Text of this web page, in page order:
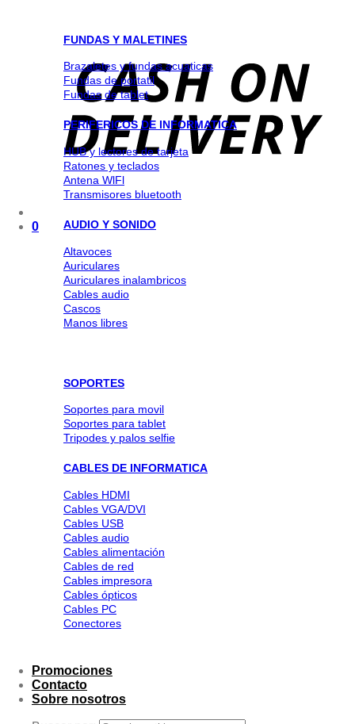
0
FUNDAS Y MALETINES
Brazaletes y fundas acuaticas
Fundas de portatil
Fundas de tablet
PERIFERICOS DE INFORMATICA
HUB y lectores de tarjeta
Ratones y teclados
Antena WlFl
Transmisores bluetooth
AUDIO Y SONIDO
Altavoces
Auriculares
Auriculares inalambricos
Cables audio
Cascos
Manos libres
SOPORTES
Soportes para movil
Soportes para tablet
Tripodes y palos selfie
CABLES DE INFORMATICA
Cables HDMI
Cables VGA/DVI
Cables USB
Cables audio
Cables alimentación
Cables de red
Cables impresora
Cables ópticos
Cables PC
Conectores
Promociones
Contacto
Sobre nosotros